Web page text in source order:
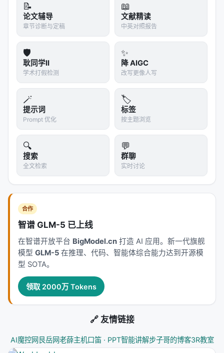
📝
论文辅导
章节诊断与定稿
📖
文献精读
中英对照报告
🛡️
耿同学II
学术打假检测
✨
降 AIGC
改写更像人写
🪄
提示词
Prompt 优化
🏷️
标签
按主题浏览
🔍
搜索
全文检索
💬
群聊
实时讨论
合作
智谱 GLM-5 已上线
在智谱开放平台 BigModel.cn 打造 AI 应用。新一代旗舰
模型 GLM-5 在推理、代码、智能体综合能力达到开源模
型 SOTA。
领取 2000万 Tokens
🔗 友情链接
AI魔控网 艮岳网老薛主机口笛 · PPT智能讲解步子哥的博客3R教室